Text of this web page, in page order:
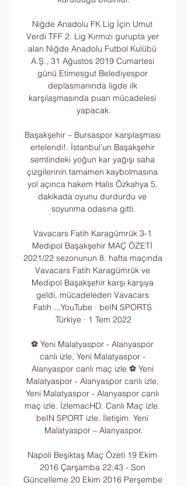
Niğde Anadolu FK Lig İçin Umut
Verdi TFF 2. Lig Kırmızı gurupta yer
alan Niğde Anadolu Futbol Kulübü
A.Ş., 31 Ağustos 2019 Cumartesi
günü Etimesgut Belediyespor
deplasmanında ligde ilk
karşılaşmasında puan mücadelesi
yapacak.
Başakşehir – Bursaspor karşılaşması
ertelendi!. İstanbul’un Başakşehir
semtindeki yoğun kar yağışı saha
çizgilerinin tamamen kaybolmasına
yol açınca hakem Halis Özkahya 5.
dakikada oyunu durdurdu ve
soyunma odasına gitti.
Vavacars Fatih Karagümrük 3-1
Medipol Başakşehir MAÇ ÖZETİ
2021/22 sezonunun 8. hafta maçında
Vavacars Fatih Karagümrük ve
Medipol Başakşehir karşı karşıya
geldi, mücadeleden Vavacars
Fatih ...YouTube · beIN SPORTS
Türkiye · 1 Tem 2022
⚽ Yeni Malatyaspor - Alanyaspor
canlı izle, Yeni Malatyaspor -
Alanyaspor canlı maç izle ⚽ Yeni
Malatyaspor - Alanyaspor canlı izle,
Yeni Malatyaspor - Alanyaspor canlı
maç izle. İzlemacHD. Canlı Maç izle.
beIN SPORT izle. İletişim. Yeni
Malatyaspor – Alanyaspor.
Napoli Beşiktaş Maç Özeti 19 Ekim
2016 Çarşamba 22:43 - Son
Güncelleme 20 Ekim 2016 Perşembe